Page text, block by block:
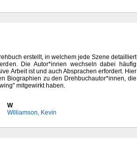
erstellt, in welchem jede Szene detailliert
Die Autor*innen wechseln dabei häufig
Arbeit ist und auch Absprachen erfordert. Hier
Biographien zu den Drehbuchautor*innen, die
mitgewirkt haben.
W
Williamson, Kevin